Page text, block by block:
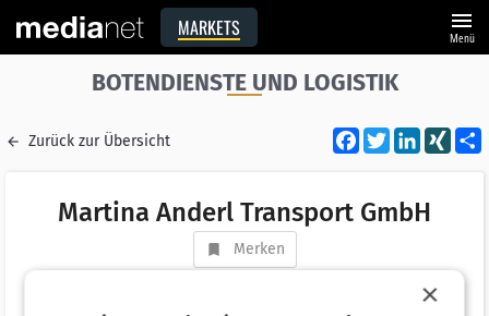
MARKETS menu
Menü
BOTENDIENSTE UND LOGISTIK
Zurück zur Übersicht Facebook
Twitter XING
Martina Anderl Transport GmbH
Merken
×